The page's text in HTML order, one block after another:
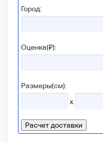
Город:
Оценка(₽):
Размеры(см):
x
Расчет доставки